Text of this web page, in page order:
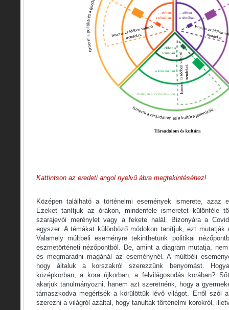
Kattintson az eredeti angol nyelvű ábra megtekintéséhez!
Középen található a történelmi események ismerete, azaz
Ezeket tanítjuk az órákon, mindenféle ismeretet különféle
szarajevói merénylet vagy a fekete halál. Bizonyára a
egyszer. A témákat különböző módokon tanítjuk, ezt mutatják
Valamely múltbeli eseményre tekinthetünk politikai
eszmetörténeti nézőpontból. De, amint a diagram mutatja,
és megmaradni magánál az eseménynél. A múltbéli
hogy általuk a korszakról szerezzünk benyomást.
középkorban, a kora újkorban, a felvilágosodás korában?
akarjuk tanulmányozni, hanem azt szeretnénk, hogy a
támaszkodva megértsék a körülöttük lévő világot. Erről szól
szerezni a világról azáltal, hogy tanultak történelmi korokról,